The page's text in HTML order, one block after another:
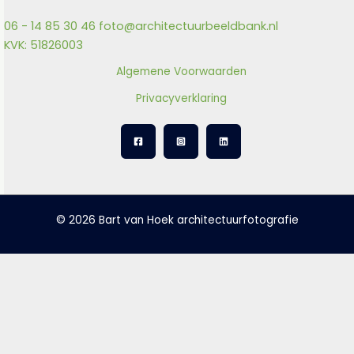
06 - 14 85 30 46 foto@architectuurbeeldbank.nl
KVK: 51826003
Algemene Voorwaarden
Privacyverklaring
© 2026 Bart van Hoek architectuurfotografie